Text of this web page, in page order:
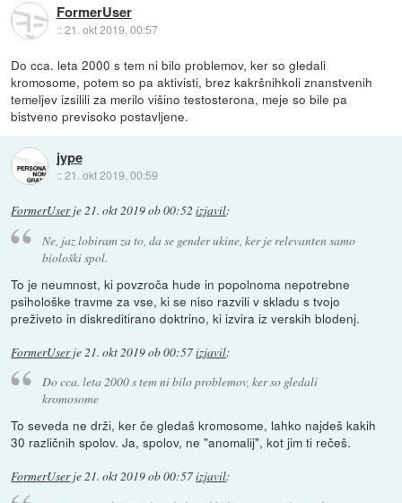
FormerUser
::21. okt 2019, 00:57
Do cca. leta 2000 s tem ni bilo problemov, ker so gledali
kromosome, potem so pa aktivisti, brez kakršnihkoli znanstvenih
temeljev izsilili za merilo višino testosterona, meje so bile pa
bistveno previsoko postavljene.
jype
::21. okt 2019, 00:59
FormerUserje21. okt 2019 ob 00:52 izjavil:
Ne, jaz lobiram za to, da se gender ukine, ker je relevanten samo
biološki spol.
To je neumnost, ki povzroča hude in popolnoma nepotrebne
psihološke travme za vse, ki se niso razvili v skladu s tvojo
preživeto in diskreditirano doktrino, ki izvira iz verskih blodenj.
FormerUserje21. okt 2019 ob 00:57izjavil:
Do cca. leta 2000 s tem ni bilo problemov, ker so gledali
kromosome
To seveda ne drži, ker če gledaš kromosome, lahko najdeš kakih
30 različnih spolov. Ja, spolov, ne "anomalij", kot jim ti rečeš.
FormerUserje21. okt 2019 ob 00:57izjavil: